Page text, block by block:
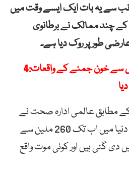
سے یہ بات ایک ایسے وقت میں
چند ممالک نے برطانوی
طور پر روک دیا ہے۔
ایک ویکسین کے استعمال سے خون جمنے کے واقعات:4
مطابق عالمی ادارہ صحت نے
اس حوالے سے کہا ہے کہ دنیا میں اب تک 260 ملین سے
دی گئی ہیں اور کوئی موت واقع